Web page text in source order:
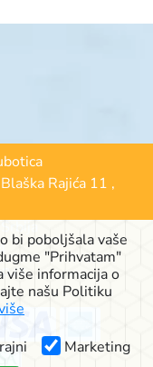
Blaška Rajića 11 ,
bi poboljšala vaše
"Prihvatam"
više informacija o
našu Politiku
Marketing